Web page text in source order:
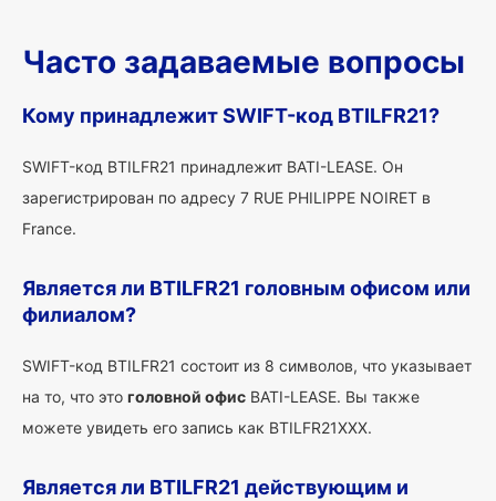
Часто задаваемые вопросы
Кому принадлежит SWIFT-код BTILFR21?
SWIFT-код BTILFR21 принадлежит BATI-LEASE. Он
зарегистрирован по адресу 7 RUE PHILIPPE NOIRET в
France.
Является ли BTILFR21 головным офисом или
филиалом?
SWIFT-код BTILFR21 состоит из 8 символов, что указывает
на то, что это головной офис BATI-LEASE. Вы также
можете увидеть его запись как BTILFR21XXX.
Является ли BTILFR21 действующим и